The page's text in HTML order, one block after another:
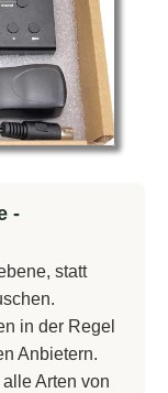
-
statt
in der Regel
Anbietern.
Arten von